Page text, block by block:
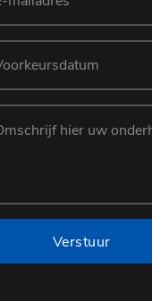
Verstuur